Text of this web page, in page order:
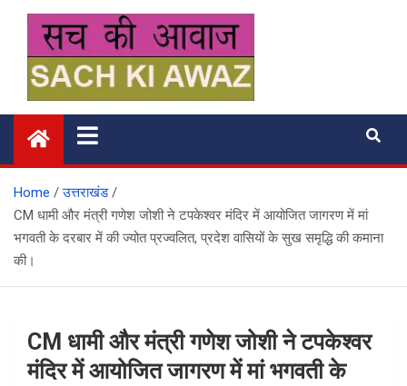
content
सच की आवाज
Home
उत्तराखंड
CM धामी और मंत्री गणेश जोशी ने टपकेश्वर मंदिर में आयोजित जागरण में मां
भगवती के दरबार में की ज्योत प्रज्वलित, प्रदेश वासियों के सुख समृद्धि की कमाना
की।
CM धामी और मंत्री गणेश जोशी ने टपकेश्वर
मंदिर में आयोजित जागरण में मां भगवती के